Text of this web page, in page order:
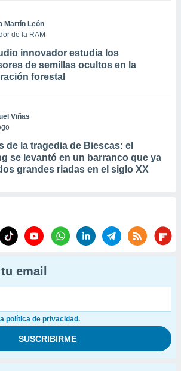
Martín León
de la RAM
innovador estudia los
de semillas ocultos en la
forestal
Viñas
de la tragedia de Biescas: el
se levantó en un barranco que ya
grandes riadas en el siglo XX
email
política de privacidad.